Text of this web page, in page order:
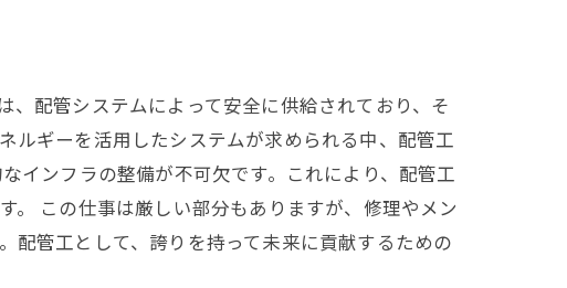
配管システムによって安全に供給されており、そ
ルギーを活用したシステムが求められる中、配管工
インフラの整備が不可欠です。これにより、配管工
。 この仕事は厳しい部分もありますが、修理やメン
配管工として、誇りを持って未来に貢献するための